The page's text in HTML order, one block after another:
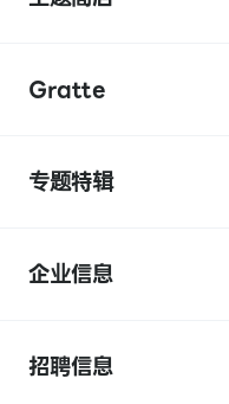
Gratte
专题特辑
企业信息
招聘信息